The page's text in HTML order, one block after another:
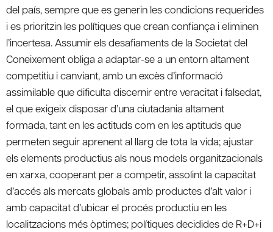
del país, sempre que es generin les condicions requerides
i es prioritzin les polítiques que crean confiança i eliminen
l’incertesa. Assumir els desafiaments de la Societat del
Coneixement obliga a adaptar-se a un entorn altament
competitiu i canviant, amb un excès d’informació
assimilable que dificulta discernir entre veracitat i falsedat,
el que exigeix disposar d’una ciutadania altament
formada, tant en les actituds com en les aptituds que
permeten seguir aprenent al llarg de tota la vida; ajustar
els elements productius als nous models organitzacionals
en xarxa, cooperant per a competir, assolint la capacitat
d’accés als mercats globals amb productes d’alt valor i
amb capacitat d’ubicar el procés productiu en les
localitzacions més òptimes; polítiques decidides de R+D+i